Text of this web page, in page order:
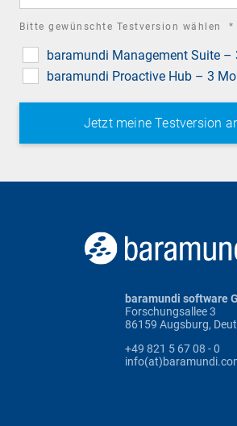
Bitte gewünschte Testversion wählen *
baramundi Management Suite –
baramundi Proactive Hub – 3
baramundi software
Forschungsallee 3
86159 Augsburg,
+49 821 5 67 08 - 0